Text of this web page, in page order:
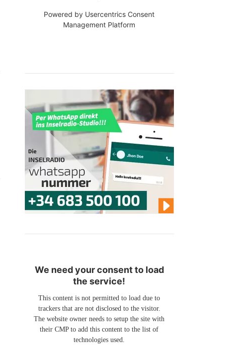
Powered by Usercentrics Consent
Management Platform
We need your consent to load
the service!
This content is not permitted to load due to
trackers that are not disclosed to the visitor.
The website owner needs to setup the site with
their CMP to add this content to the list of
technologies used.